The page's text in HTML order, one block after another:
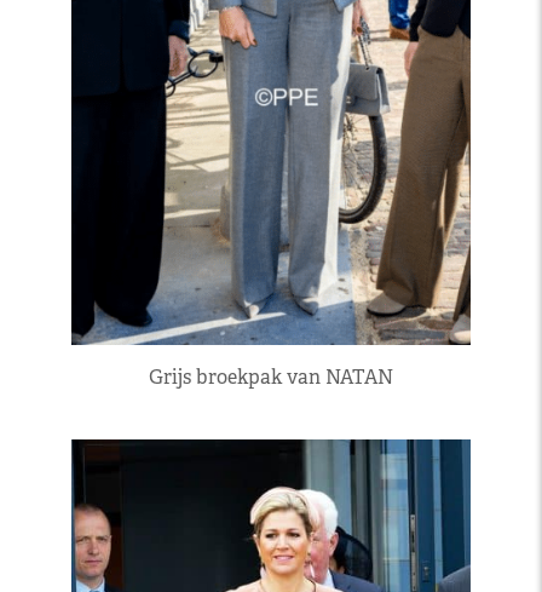
Grijs broekpak van NATAN